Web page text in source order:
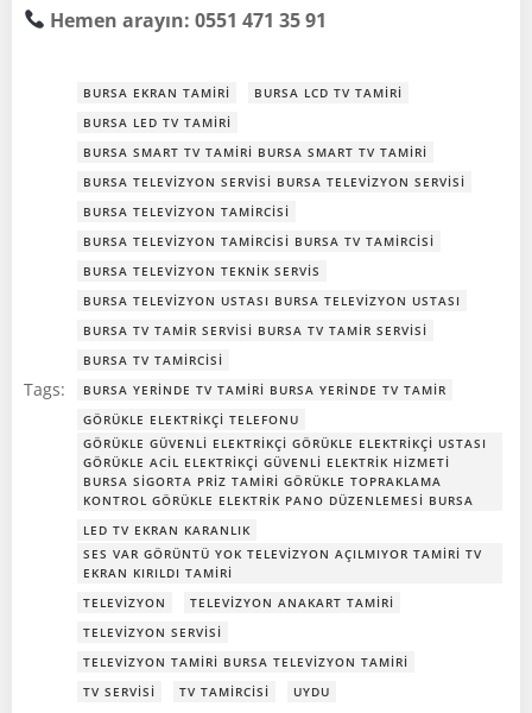
Hemen arayın: 0551 471 35 91
Tags:
BURSA EKRAN TAMIRI
BURSA LCD TV TAMIRI
BURSA LED TV TAMIRI
BURSA SMART TV TAMIRI BURSA SMART TV TAMIRI
BURSA TELEVIZYON SERVISI BURSA TELEVIZYON SERVISI
BURSA TELEVIZYON TAMIRCISI
BURSA TELEVIZYON TAMIRCISI BURSA TV TAMIRCISI
BURSA TELEVIZYON TEKNIK SERVIS
BURSA TELEVIZYON USTASI BURSA TELEVIZYON USTASI
BURSA TV TAMIR SERVISI BURSA TV TAMIR SERVISI
BURSA TV TAMIRCISI
BURSA YERINDE TV TAMIRI BURSA YERINDE TV TAMIR
GÖRÜKLE ELEKTRIKÇI TELEFONU
GÖRÜKLE GÜVENLI ELEKTRIKÇI GÖRÜKLE ELEKTRIKÇI USTASI
GÖRÜKLE ACIL ELEKTRIKÇI GÜVENLI ELEKTRIK HIZMETI
BURSA SIGORTA PRIZ TAMIRI GÖRÜKLE TOPRAKLAMA
KONTROL GÖRÜKLE ELEKTRIK PANO DÜZENLEMESI BURSA
LED TV EKRAN KARANLIK
SES VAR GÖRÜNTÜ YOK TELEVIZYON AÇILMIYOR TAMIRI TV
EKRAN KIRILDI TAMIRI
TELEVIZYON
TELEVIZYON ANAKART TAMIRI
TELEVIZYON SERVISI
TELEVIZYON TAMIRI BURSA TELEVIZYON TAMIRI
TV SERVISI
TV TAMIRCISI UYDU